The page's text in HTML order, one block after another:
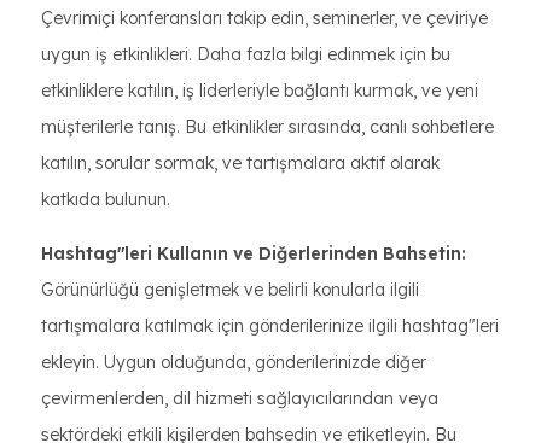
Çevrimiçi konferansları takip edin, seminerler, ve çeviriye
uygun iş etkinlikleri. Daha fazla bilgi edinmek için bu
etkinliklere katılın, iş liderleriyle bağlantı kurmak, ve yeni
müşterilerle tanış. Bu etkinlikler sırasında, canlı sohbetlere
katılın, sorular sormak, ve tartışmalara aktif olarak
katkıda bulunun.
Hashtag"leri Kullanın ve Diğerlerinden Bahsetin:
Görünürlüğü genişletmek ve belirli konularla ilgili
tartışmalara katılmak için gönderilerinize ilgili hashtag"leri
ekleyin. Uygun olduğunda, gönderilerinizde diğer
çevirmenlerden, dil hizmeti sağlayıcılarından veya
sektördeki etkili kişilerden bahsedin ve etiketleyin. Bu